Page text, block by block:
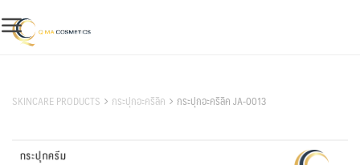
to
content
SKINCARE PRODUCTS กระปุกอะคริลิค กระปุกอะคริลิค JA-0013